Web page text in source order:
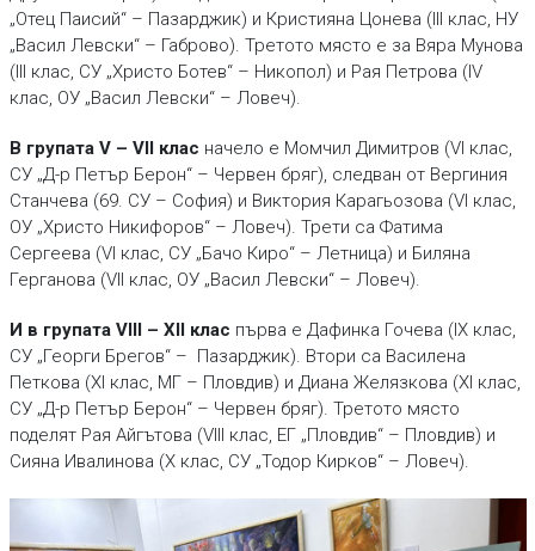
„Отец Паисий“ – Пазарджик) и Кристияна Цонева (III клас, НУ
„Васил Левски“ – Габрово). Третото място е за Вяра Мунова
(III клас, СУ „Христо Ботев“ – Никопол) и Рая Петрова (IV
клас, ОУ „Васил Левски“ – Ловеч).
В групата V – VII клас начело е Момчил Димитров (VI клас,
СУ „Д-р Петър Берон“ – Червен бряг), следван от Вергиния
Станчева (69. СУ – София) и Виктория Карагьозова (VI клас,
ОУ „Христо Никифоров“ – Ловеч). Трети са Фатима
Сергеева (VI клас, СУ „Бачо Киро“ – Летница) и Биляна
Герганова (VII клас, ОУ „Васил Левски“ – Ловеч).
И в групата VIII – XII клас първа е Дафинка Гочева (IX клас,
СУ „Георги Брегов“ – Пазарджик). Втори са Василена
Петкова (XI клас, МГ – Пловдив) и Диана Желязкова (XI клас,
СУ „Д-р Петър Берон“ – Червен бряг). Третото място
поделят Рая Айгътова (VIII клас, ЕГ „Пловдив“ – Пловдив) и
Сияна Ивалинова (X клас, СУ „Тодор Кирков“ – Ловеч).